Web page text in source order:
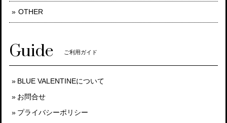
OTHER
Guide ご利用ガイド
BLUE VALENTINEについて
お問合せ
プライバシーポリシー